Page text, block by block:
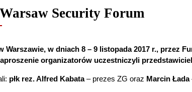
Security Forum
Warszawie, w dniach 8 – 9 listopada 2017 r., przez
organizatorów uczestniczyli
płk rez. Alfred Kabata– prezes ZG oraz Marcin Łada